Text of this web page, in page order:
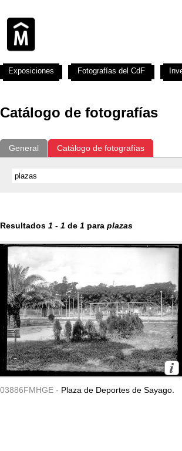
Catálogo de fotografías
General Catálogo de fotografías
Resultados 1 - 1 de 1 para plazas
03886FMHGE - Plaza de Deportes de Sayago.
Exposiciones Fotografías del CdF